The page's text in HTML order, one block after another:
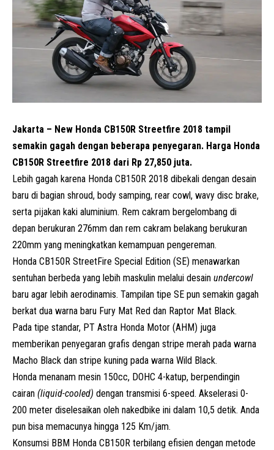
Jakarta – New Honda CB150R Streetfire 2018 tampil
semakin gagah dengan beberapa penyegaran. Harga Honda
CB150R Streetfire 2018 dari Rp 27,850 juta.
Lebih gagah karena Honda CB150R 2018 dibekali dengan desain
baru di bagian shroud, body samping, rear cowl, wavy disc brake,
serta pijakan kaki aluminium. Rem cakram bergelombang di
depan berukuran 276mm dan rem cakram belakang berukuran
220mm yang meningkatkan kemampuan pengereman.
Honda CB150R StreetFire Special Edition (SE) menawarkan
sentuhan berbeda yang lebih maskulin melalui desain undercowl
baru agar lebih aerodinamis. Tampilan tipe SE pun semakin gagah
berkat dua warna baru Fury Mat Red dan Raptor Mat Black.
Pada tipe standar, PT Astra Honda Motor (AHM) juga
memberikan penyegaran grafis dengan stripe merah pada warna
Macho Black dan stripe kuning pada warna Wild Black.
Honda menanam mesin 150cc, DOHC 4-katup, berpendingin
cairan (liquid-cooled) dengan transmisi 6-speed. Akselerasi 0-
200 meter diselesaikan oleh nakedbike ini dalam 10,5 detik. Anda
pun bisa memacunya hingga 125 Km/jam.
Konsumsi BBM Honda CB150R terbilang efisien dengan metode